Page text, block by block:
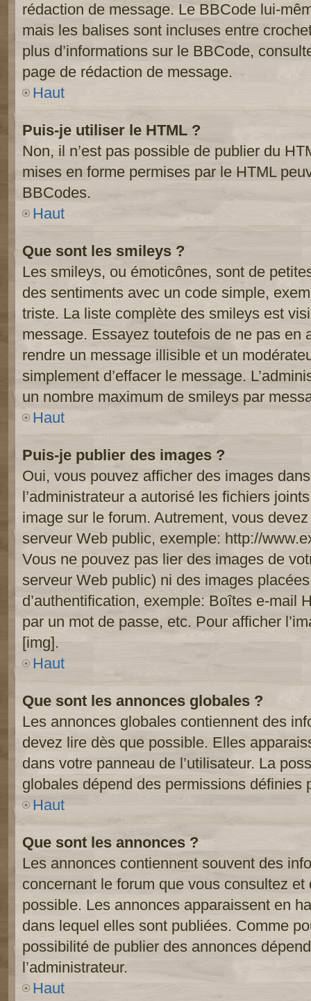
rédaction de message. Le BBCode lui-
mais les balises sont incluses entre
plus d’informations sur le BBCode,
page de rédaction de message.
Haut
Puis-je utiliser le HTML ?
Non, il n’est pas possible de publier du
mises en forme permises par le HTML
BBCodes.
Haut
Que sont les smileys ?
Les smileys, ou émoticônes, sont de
des sentiments avec un code simple,
triste. La liste complète des smileys est
message. Essayez toutefois de ne pas en
rendre un message illisible et un
simplement d’effacer le message.
un nombre maximum de smileys par
Haut
Puis-je publier des images ?
Oui, vous pouvez afficher des images
l’administrateur a autorisé les fichiers
image sur le forum. Autrement, vous
serveur Web public, exemple: http://
Vous ne pouvez pas lier des images de
serveur Web public) ni des images
d’authentification, exemple: Boîtes e-mail
par un mot de passe, etc. Pour afficher
[img].
Haut
Que sont les annonces globales ?
Les annonces globales contiennent des
devez lire dès que possible. Elles
dans votre panneau de l’utilisateur. La
globales dépend des permissions définies
Haut
Que sont les annonces ?
Les annonces contiennent souvent des
concernant le forum que vous consultez
possible. Les annonces apparaissent en
dans lequel elles sont publiées. Comme
possibilité de publier des annonces
l’administrateur.
Haut